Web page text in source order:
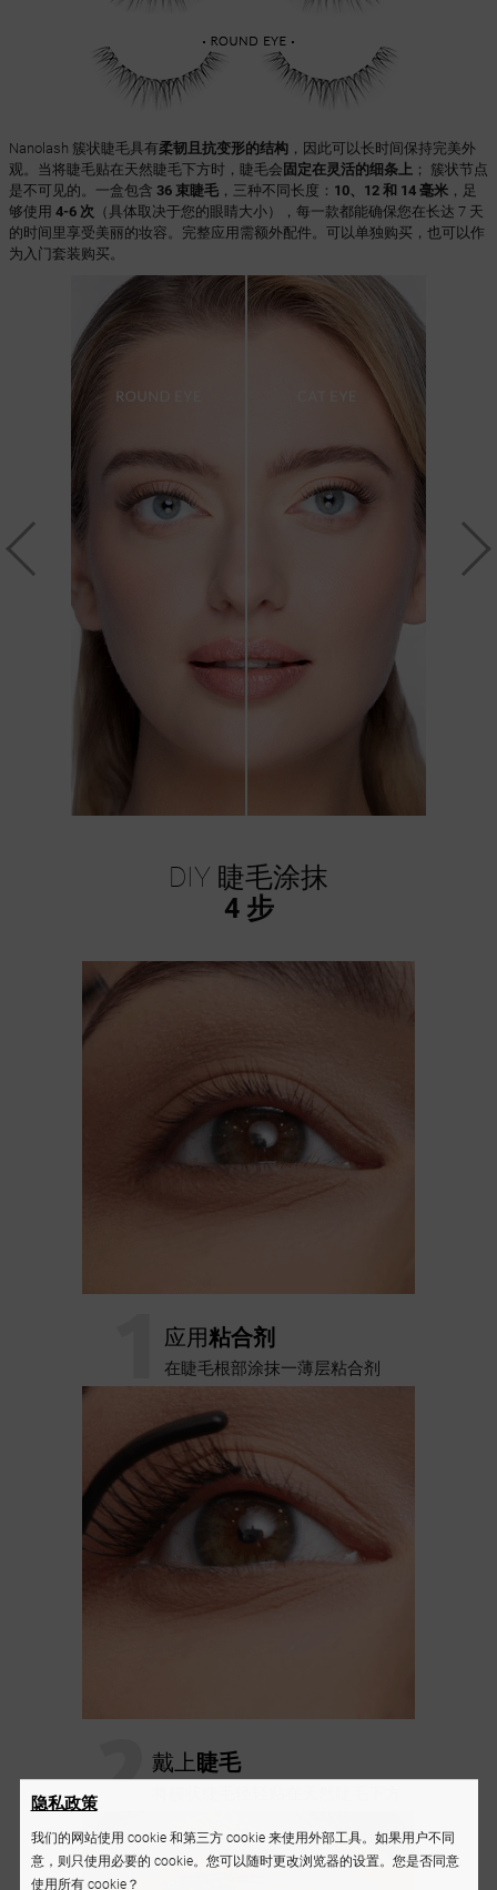
Nanolash 簇状睫毛具有柔韧且抗变形的结构，因此可以长时间保持完美外
观。当将睫毛贴在天然睫毛下方时，睫毛会 固定在灵活的细条上； 簇状节点
是不可见的。一盒包含 36 束睫毛，三种不同长度： 10、12 和 14 毫米，足
够使用 4-6 次 （具体取决于您的眼睛大小），每一款都能确保您在长达 7 天
的时间里享受美丽的妆容。完整应用需额外配件。可以单独购买，也可以作
为入门套装购买。
DIY 睫毛涂抹
4 步
应用粘合剂
在睫毛根部涂抹一薄层粘合剂
2 戴上睫毛
隐私政策
我们的网站使用 cookie 和第三方 cookie 来使用外部工具。如果用户不同
意，则只使用必要的 cookie。您可以随时更改浏览器的设置。您是否同意
使用所有 cookie？